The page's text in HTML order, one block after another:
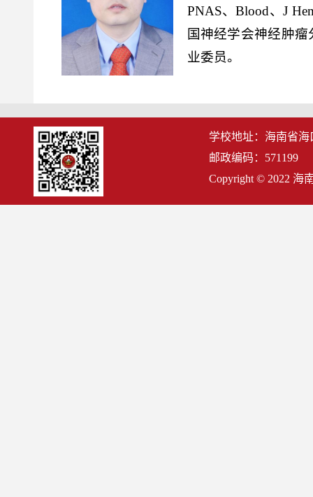
PNAS、Blood、J
国神经学会神经肿
业委员。
学校地址：海南省
邮政编码：571199
Copyright © 2022 海